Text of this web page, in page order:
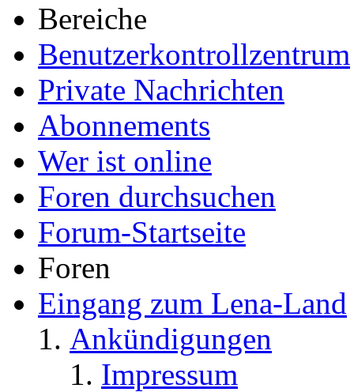
Bereiche
Benutzerkontrollzentrum
Private Nachrichten
Abonnements
Wer ist online
Foren durchsuchen
Forum-Startseite
Foren
Eingang zum Lena-Land
Ankündigungen
Impressum